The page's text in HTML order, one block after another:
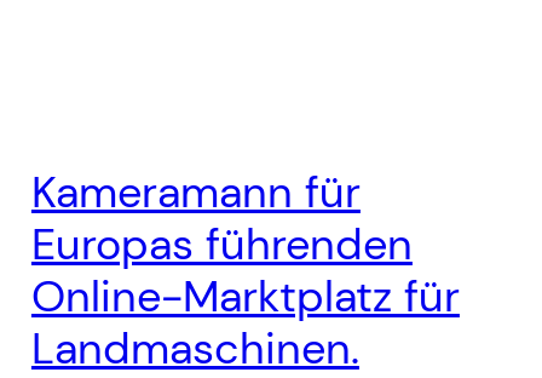
Kameramann für
Europas führenden
Online-Marktplatz für
Landmaschinen.